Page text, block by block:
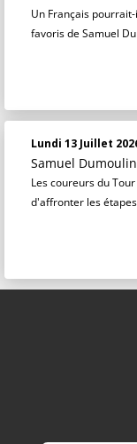
Un Français
favoris de Samuel
Lundi 13 Juillet
Samuel Dumoulin
Les coureurs du
d'affronter les